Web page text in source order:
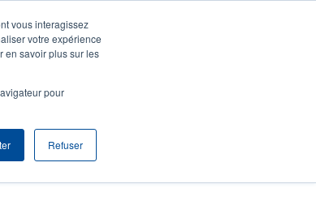
vous interagissez
votre expérience
en savoir plus sur les
pour
Refuser
Header